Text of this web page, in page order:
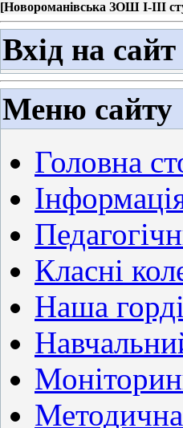
[Новороманівська ЗОШ І-ІІІ
Вхід на сайт
Меню сайту
Головна
Класні
Наша